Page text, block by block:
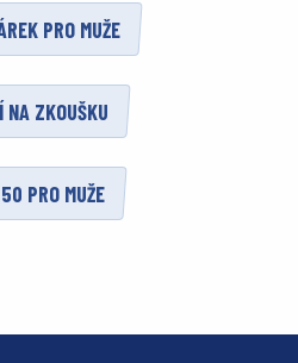
PRO MUŽE
NA ZKOUŠKU
PRO MUŽE